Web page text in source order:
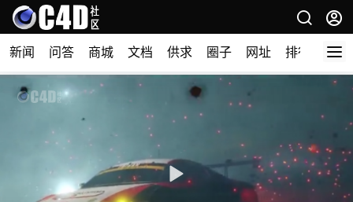
新闻 问答 商城 文档 供求 圈子 网址 排行榜